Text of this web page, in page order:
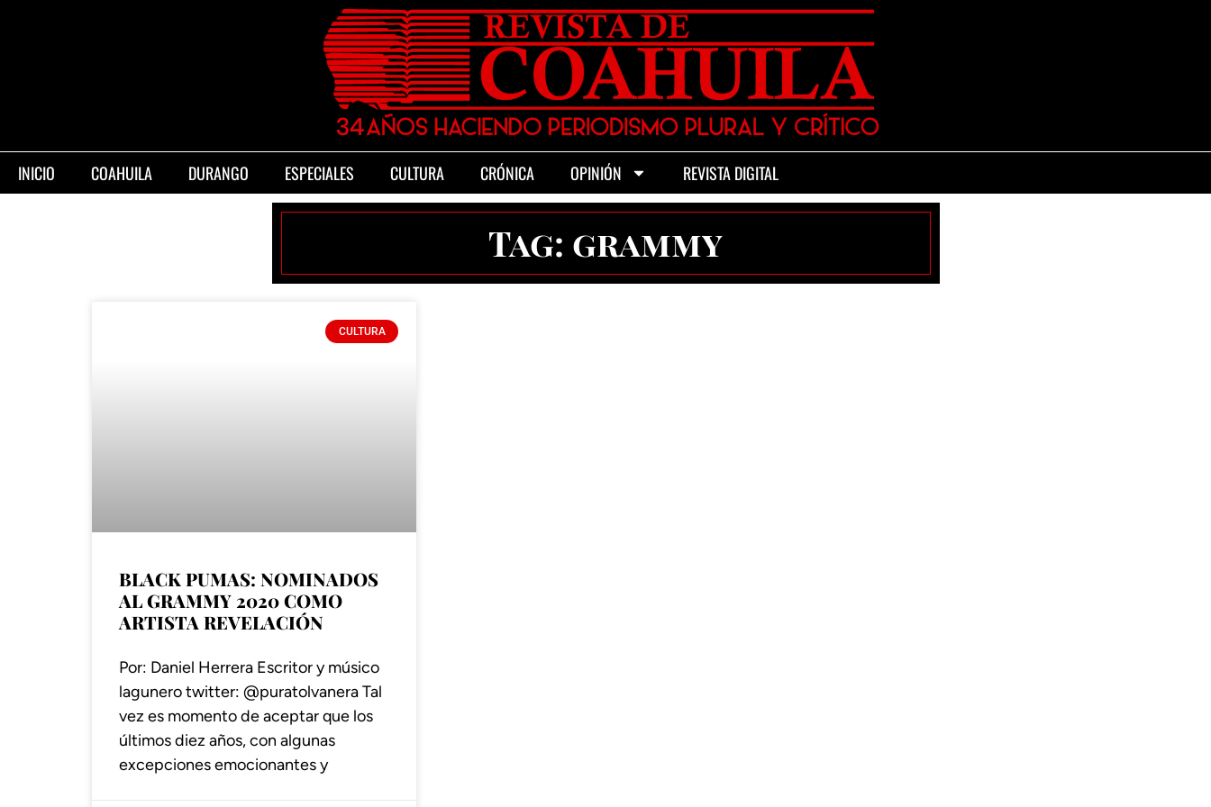
INICIO COAHUILA DURANGO ESPECIALES CULTURA CRÓNICA OPINIÓN REVISTA DIGITAL
Tag: grammy
CULTURA
BLACK PUMAS: NOMINADOS
AL GRAMMY 2020 COMO
ARTISTA REVELACIÓN
Por: Daniel Herrera Escritor y músico
lagunero twitter: @puratolvanera Tal
vez es momento de aceptar que los
últimos diez años, con algunas
excepciones emocionantes y